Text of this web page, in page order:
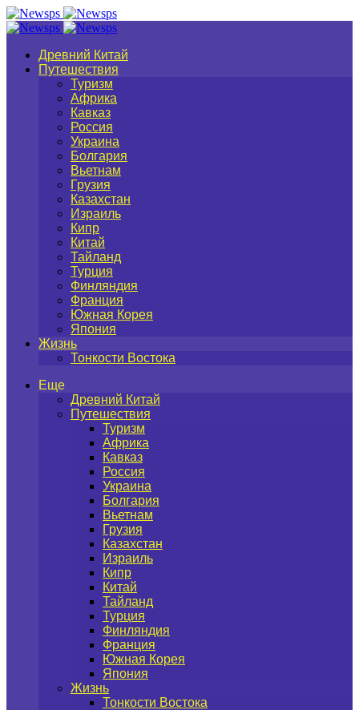
Древний Китай
Путешествия
Туризм
Африка
Кавказ
Россия
Украина
Болгария
Вьетнам
Грузия
Казахстан
Израиль
Кипр
Китай
Тайланд
Турция
Финляндия
Франция
Южная Корея
Япония
Жизнь
Тонкости Востока
Еще
Древний Китай
Путешествия
Туризм
Африка
Кавказ
Россия
Украина
Болгария
Вьетнам
Грузия
Казахстан
Израиль
Кипр
Китай
Тайланд
Турция
Финляндия
Франция
Южная Корея
Япония
Жизнь
Тонкости Востока